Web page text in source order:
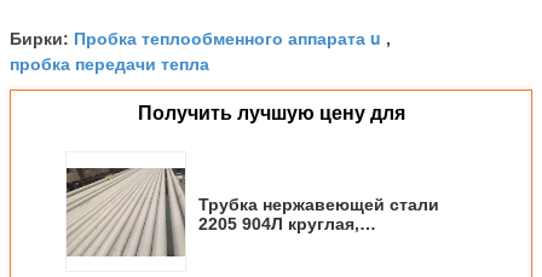
Бирки: Пробка теплообменного аппарата u ,
пробка передачи тепла
Получить лучшую цену для
Трубка нержавеющей стали
2205 904Л круглая,